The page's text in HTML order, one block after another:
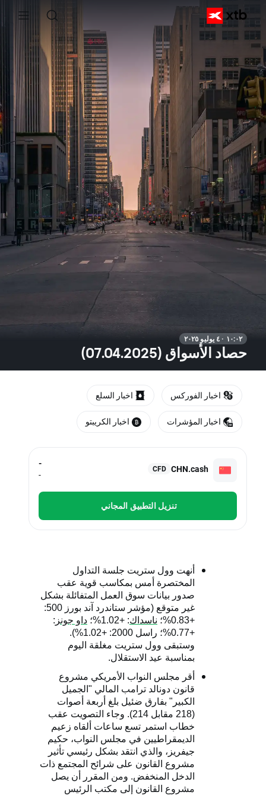
١٠:٠٢ · ٤ يوليو ٢٠٢٥
حصاد الأسواق (07.04.2025)
CHN.cash
CFD
-
-
تنزيل التطبيق المجاني
أنهت وول ستريت جلسة التداول
المختصرة أمس بمكاسب قوية عقب
صدور بيانات سوق العمل المتفائلة بشكل
غير متوقع (مؤشر ستاندرد آند بورز 500:
+0.83%؛
ناسداك: +1.02%؛ داو جونز :
+0.77%؛ راسل 2000: +1.02%).
وستبقى وول ستريت مغلقة اليوم
بمناسبة عيد الاستقلال.
أقر مجلس النواب الأمريكي مشروع
قانون دونالد ترامب المالي "الجميل
الكبير" بفارق ضئيل بلغ أربعة أصوات
(218 مقابل 214). وجاء التصويت عقب
خطاب استمر تسع ساعات ألقاه زعيم
الديمقراطيين في مجلس النواب، حكيم
جيفريز، والذي انتقد بشكل رئيسي تأثير
مشروع القانون على شرائح المجتمع ذات
الدخل المنخفض. ومن المقرر أن يصل
مشروع القانون إلى مكتب الرئيس
اخبار الفوركس اخبار السلع
اخبار المؤشرات اخبار الكريبتو